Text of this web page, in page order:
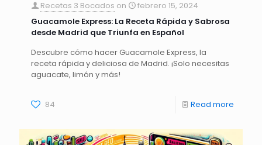
Recetas 3 Bocados on
febrero 15, 2024
Guacamole Express: La Receta Rápida y Sabrosa
desde Madrid que Triunfa en Español
Descubre cómo hacer Guacamole Express, la
receta rápida y deliciosa de Madrid. ¡Solo necesitas
aguacate, limón y más!
84 Read more